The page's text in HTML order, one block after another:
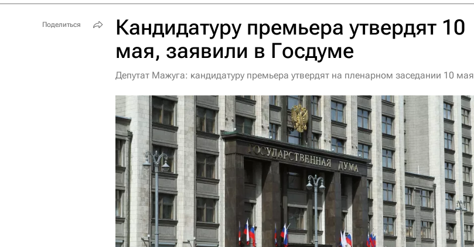
Кандидатуру премьера утвердят 10
мая, заявили в Госдуме
Депутат Мажуга: кандидатуру премьера утвердят на пленарном заседании 10 мая
Поделиться